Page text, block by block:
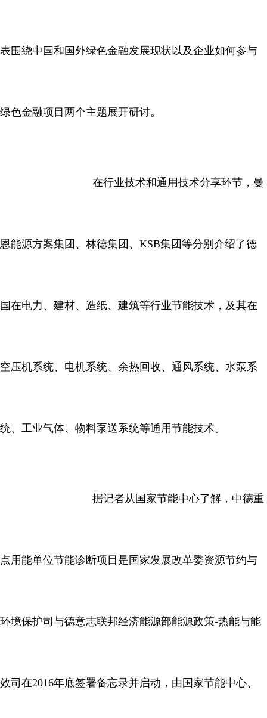
表围绕中国和国外绿色金融发展现状以及企业如何参与
绿色金融项目两个主题展开研讨。
在行业技术和通用技术分享环节，曼
恩能源方案集团、林德集团、KSB集团等分别介绍了德
国在电力、建材、造纸、建筑等行业节能技术，及其在
空压机系统、电机系统、余热回收、通风系统、水泵系
统、工业气体、物料泵送系统等通用节能技术。
据记者从国家节能中心了解，中德重
点用能单位节能诊断项目是国家发展改革委资源节约与
环境保护司与德意志联邦经济能源部能源政策-热能与能
效司在2016年底签署备忘录并启动，由国家节能中心、